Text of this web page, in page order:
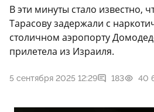
В эти минуты стало известно,
Тарасову задержали с
столичном аэропорту
прилетела из Израиля.
5 сентября 2025 12:29 183 40